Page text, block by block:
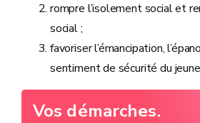
rompre l’isolement social et
social ;
favoriser l’émancipation,
sentiment de sécurité du
Vos démarches.